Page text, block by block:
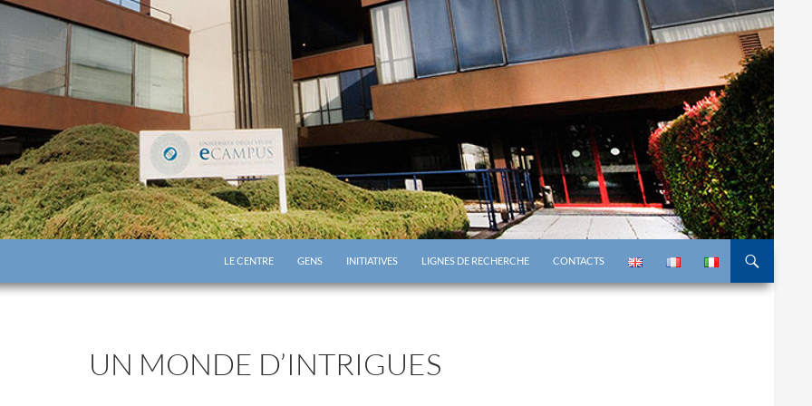
LE CENTRE GENS INITIATIVES LIGNES DE RECHERCHE CONTACTS
UN MONDE D’INTRIGUES